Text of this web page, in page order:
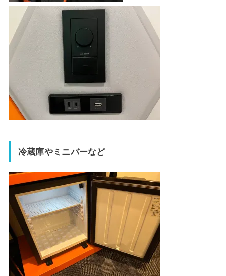
冷蔵庫やミニバーなど